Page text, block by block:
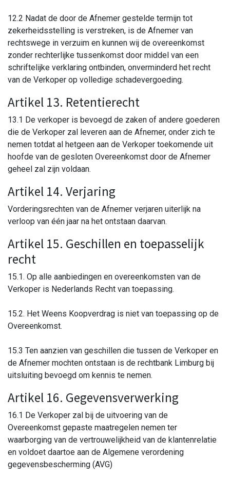
12.2 Nadat de door de Afnemer gestelde termijn tot
zekerheidsstelling is verstreken, is de Afnemer van
rechtswege in verzuim en kunnen wij de overeenkomst
zonder rechterlijke tussenkomst door middel van een
schriftelijke verklaring ontbinden, onverminderd het recht
van de Verkoper op volledige schadevergoeding.
Artikel 13. Retentierecht
13.1 De verkoper is bevoegd de zaken of andere goederen
die de Verkoper zal leveren aan de Afnemer, onder zich te
nemen totdat al hetgeen aan de Verkoper toekomende uit
hoofde van de gesloten Overeenkomst door de Afnemer
geheel zal zijn voldaan.
Artikel 14. Verjaring
Vorderingsrechten van de Afnemer verjaren uiterlijk na
verloop van één jaar na het ontstaan daarvan.
Artikel 15. Geschillen en toepasselijk
recht
15.1. Op alle aanbiedingen en overeenkomsten van de
Verkoper is Nederlands Recht van toepassing.
15.2. Het Weens Koopverdrag is niet van toepassing op de
Overeenkomst.
15.3 Ten aanzien van geschillen die tussen de Verkoper en
de Afnemer mochten ontstaan is de rechtbank Limburg bij
uitsluiting bevoegd om kennis te nemen.
Artikel 16. Gegevensverwerking
16.1 De Verkoper zal bij de uitvoering van de
Overeenkomst gepaste maatregelen nemen ter
waarborging van de vertrouwelijkheid van de klantenrelatie
en voldoet daartoe aan de Algemene verordening
gegevensbescherming (AVG)